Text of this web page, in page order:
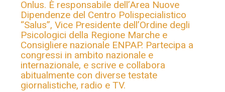
Onlus. È responsabile dell’Area Nuove
Dipendenze del Centro Polispecialistico
“Salus”, Vice Presidente dell’Ordine degli
Psicologici della Regione Marche e
Consigliere nazionale ENPAP. Partecipa a
congressi in ambito nazionale e
internazionale, e scrive e collabora
abitualmente con diverse testate
giornalistiche, radio e TV.